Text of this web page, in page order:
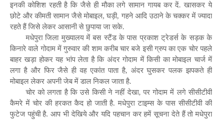
इनकी कोशिश रहती है कि जैसे ही मौका लगे सामान गायब कर दें. खासकर ये
छोटे और कीमती सामान जैसे मोबाइल, घड़ी, गहने आदि उठाने के चक्कर में ज्यादा
रहते हैं जिसे लेकर आसानी से छुपाया जा सके.
मधेपुरा जिला मुख्यालय में बस स्टैंड के पास प्रकाश ट्रेडर्स के सड़क के
किनारे वाले गोदाम में गुरुवार की शाम करीब चार बजे इसी ग्रुप का एक चोर पहले
बाहर खड़ा होकर यह भांप लेता है कि अंदर गोदाम में किसी का मोबाइल चार्ज में
लगा है और फिर जैसे ही वह एकांत पाता है, अंदर घुसकर पलक झपकते ही
मोबाइल लेकर अपनी जेब में डाल निकल जाता है.
चोर को लगता है कि उसे किसी ने नहीं देखा, पर गोदाम में लगे सीसीटीवी
कैमरे में चोर की हरकत कैद हो जाती है. मधेपुरा टाइम्स के पास सीसीटीवी की
फुटेज पहुंची है. आप भी देखिये और यदि पहचान कर हमें सूचना देते हैं तो मधेपुरा